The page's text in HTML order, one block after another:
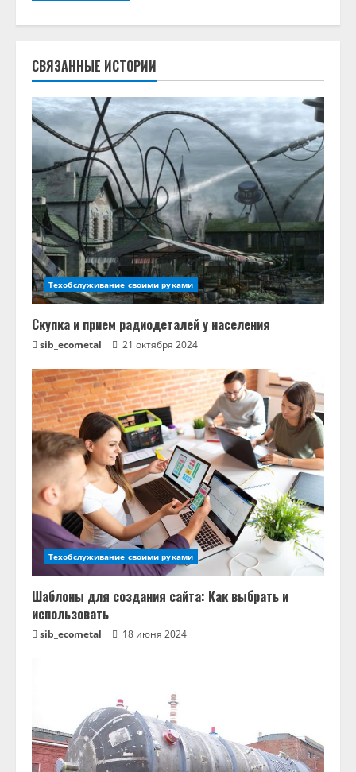
т
ь
ч
т
е
н
и
е
СВЯЗАННЫЕ ИСТОРИИ
Техобслуживание своими руками
Скупка и прием радиодеталей у населения
sib_ecometal 21 октября 2024
Техобслуживание своими руками
Шаблоны для создания сайта: Как выбрать и
использовать
sib_ecometal 18 июня 2024